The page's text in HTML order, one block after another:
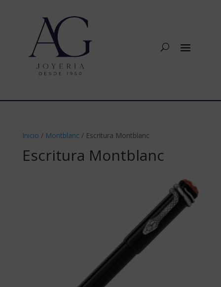
Inicio / Montblanc / Escritura Montblanc
Escritura Montblanc